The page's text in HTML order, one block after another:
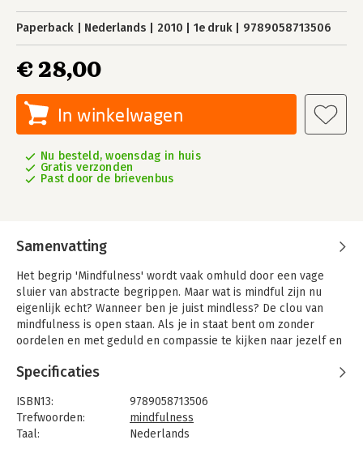
Paperback Nederlands 2010 1e druk 9789058713506
€ 28,00
In winkelwagen
Nu besteld, woensdag in huis
Gratis verzonden
Past door de brievenbus
Samenvatting
Het begrip 'Mindfulness' wordt vaak omhuld door een vage
sluier van abstracte begrippen. Maar wat is mindful zijn nu
eigenlijk echt? Wanneer ben je juist mindless? De clou van
mindfulness is open staan. Als je in staat bent om zonder
oordelen en met geduld en compassie te kijken naar jezelf en
verborgen zit. Dat klinkt wellicht wat zweverig maar het komt
Het levert je een ontspannen maar allerminst oppervlakkig
leven op.
Specificaties
ISBN13:
9789058713506
Trefwoorden:
mindfulness
Taal:
Nederlands